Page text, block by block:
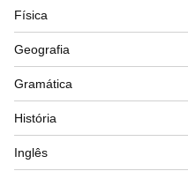
Física
Geografia
Gramática
História
Inglês